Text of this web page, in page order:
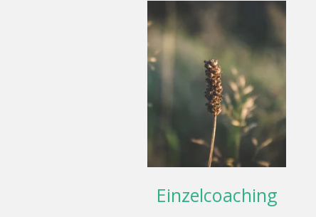
Einzelcoaching